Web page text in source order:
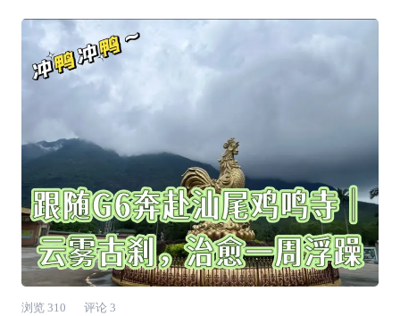
一站式打卡，800V超充+NGP智驾双重buff拉
满，这趟短途自驾体验直接拉满，分享给各位爱
出行的鹏友！ ✅1、31分钟极速补能，小鹏超充
浏览 310 评论 3